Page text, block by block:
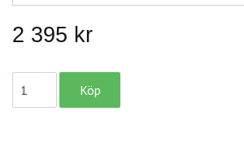
2 395 kr